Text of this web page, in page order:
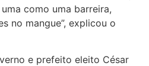
como uma barreira,
no mangue”, explicou o
e prefeito eleito César